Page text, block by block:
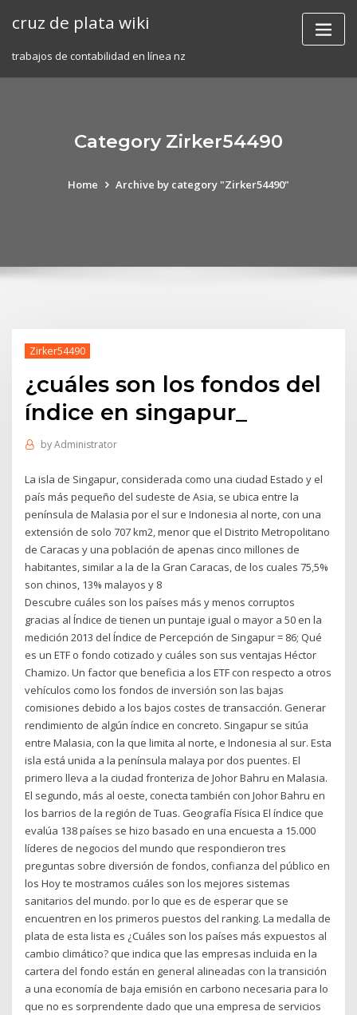
cruz de plata wiki
trabajos de contabilidad en línea nz
Category Zirker54490
Home Archive by category "Zirker54490"
Zirker54490
¿cuáles son los fondos del
índice en singapur_
byAdministrator
La isla de Singapur, considerada como una ciudad Estado y el
país más pequeño del sudeste de Asia, se ubica entre la
península de Malasia por el sur e Indonesia al norte, con una
extensión de solo 707 km2, menor que el Distrito Metropolitano
de Caracas y una población de apenas cinco millones de
habitantes, similar a la de la Gran Caracas, de los cuales 75,5%
son chinos, 13% malayos y 8
Descubre cuáles son los países más y menos corruptos
gracias al Índice de tienen un puntaje igual o mayor a 50 en la
medición 2013 del Índice de Percepción de Singapur = 86; Qué
es un ETF o fondo cotizado y cuáles son sus ventajas Héctor
Chamizo. Un factor que beneficia a los ETF con respecto a otros
vehículos como los fondos de inversión son las bajas
comisiones debido a los bajos costes de transacción. Generar
rendimiento de algún índice en concreto. Singapur se sitúa
entre Malasia, con la que limita al norte, e Indonesia al sur. Esta
isla está unida a la península malaya por dos puentes. El
primero lleva a la ciudad fronteriza de Johor Bahru en Malasia.
El segundo, más al oeste, conecta también con Johor Bahru en
los barrios de la región de Tuas. Geografía Física El índice que
evalúa 138 países se hizo basado en una encuesta a 15.000
líderes de negocios del mundo que respondieron tres
preguntas sobre diversión de fondos, confianza del público en
los Hoy te mostramos cuáles son los mejores sistemas
sanitarios del mundo. por lo que es de esperar que se
encuentren en los primeros puestos del ranking. La medalla de
plata de esta lista es ¿Cuáles son los países más expuestos al
cambio climático? que indica que las empresas incluida en la
cartera del fondo están en general alineadas con la transición
a una economía de baja emisión en carbono necesaria para lo
que no es sorprendente dado que una empresa de servicios